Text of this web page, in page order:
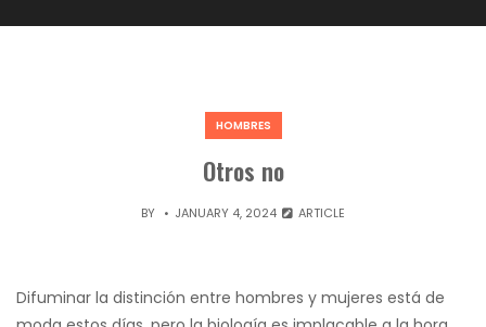
HOMBRES
Otros no
BY JANUARY 4, 2024 ARTICLE
Difuminar la distinción entre hombres y mujeres está de